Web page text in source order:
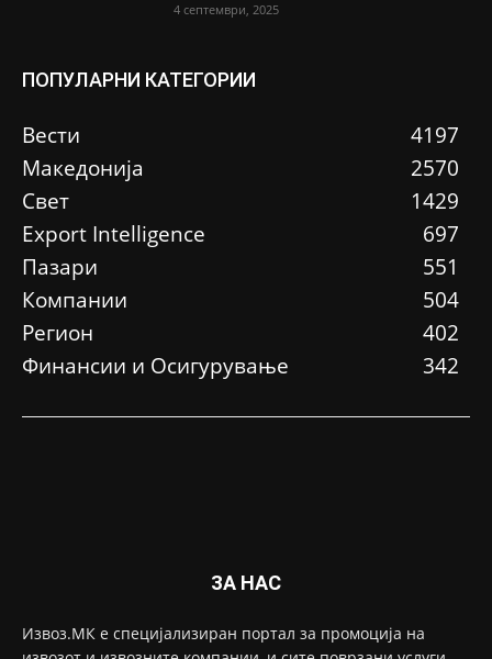
4 септември, 2025
ПОПУЛАРНИ КАТЕГОРИИ
Вести
4197
Македонија
2570
Свет
1429
Еxport Intelligence
697
Пазари
551
Компании
504
Регион
402
Финансии и Осигурување
342
ЗА НАС
Извоз.МК е специјализиран портал за промоција на